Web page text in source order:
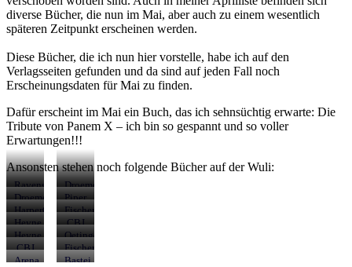
diverse Bücher, die nun im Mai, aber auch zu einem wesentlich
späteren Zeitpunkt erscheinen werden.
Diese Bücher, die ich nun hier vorstelle, habe ich auf den
Verlagsseiten gefunden und da sind auf jeden Fall noch
Erscheinungsdaten für Mai zu finden.
Dafür erscheint im Mai ein Buch, das ich sehnsüchtig erwarte: Die
Tribute von Panem X – ich bin so gespannt und so voller
Erwartungen!!!
Ansonsten stehen noch folgende Bücher auf der Wuli:
Ravensburger
01.05.2020
Droemer
Knaur
04.05.2020
Droemer
Knaur
04.05.2020
Piper
Verlag
04.05.2020
HarperCollins
05.05.2020
Fischer
Verlage
07.05.2020
Heyne
Verlag
11.05.2020
CBJ
11.05.2020
Heyne
Verlag
11.05.2020
Oetinger
Verlag
19.05.2020
CBJ
25.05.2020
Fischer
Verlage
Arena
Bastei